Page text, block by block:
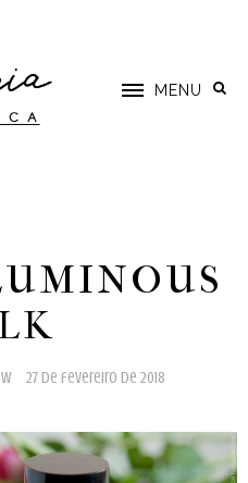
MENU
27 de fevereiro de 2018